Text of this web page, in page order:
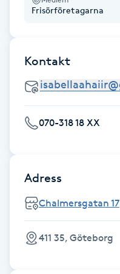
Fransk manikyr
Fransrengöring
Frekvensterapi
Friskvårdsmassage
Frisör
Funktionsanalys
Frisörföretagarna
Kontakt
070-318 18 XX
Adress
Chalmersgatan 17
411 35, Göteborg